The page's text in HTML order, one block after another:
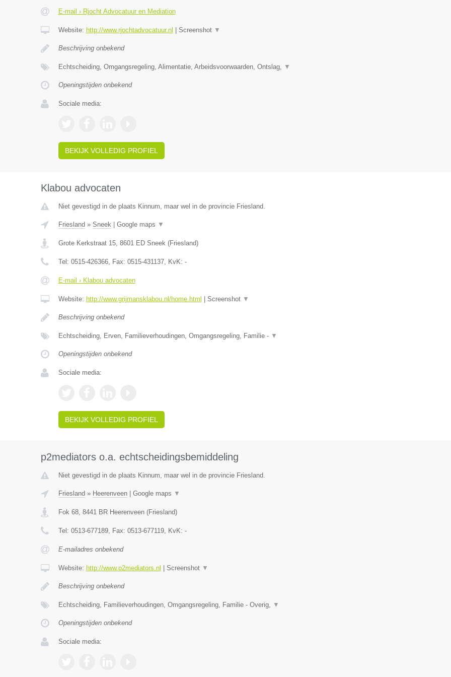
E-mail › Rjocht Advocatuur en Mediation
Website: http://www.rjochtadvocatuur.nl Screenshot ▼
Beschrijving onbekend
Echtscheiding, Omgangsregeling, Alimentatie, Arbeidsvoorwaarden, Ontslag, ▼
Openingstijden onbekend
Sociale media:
BEKIJK VOLLEDIG PROFIEL
Klabou advocaten
Niet gevestigd in de plaats Kinnum, maar wel in de provincie Friesland.
Friesland » Sneek| Google maps ▼
Grote Kerkstraat 15, 8601 ED Sneek(Friesland)
Tel: 0515-426366, Fax: 0515-431137, KvK: -
E-mail › Klabou advocaten
Website: http://www.grijmansklabou.nl/home.html Screenshot ▼
Beschrijving onbekend
Echtscheiding, Erven, Familieverhoudingen, Omgangsregeling, Familie - ▼
Openingstijden onbekend
Sociale media:
BEKIJK VOLLEDIG PROFIEL
p2mediators o.a. echtscheidingsbemiddeling
Niet gevestigd in de plaats Kinnum, maar wel in de provincie Friesland.
Friesland » Heerenveen| Google maps ▼
Fok 68, 8441 BR Heerenveen(Friesland)
Tel: 0513-677189, Fax: 0513-677119, KvK: -
E-mailadres onbekend
Website: http://www.p2mediators.nl Screenshot ▼
Beschrijving onbekend
Echtscheiding, Familieverhoudingen, Omgangsregeling, Familie - Overig, ▼
Openingstijden onbekend
Sociale media: